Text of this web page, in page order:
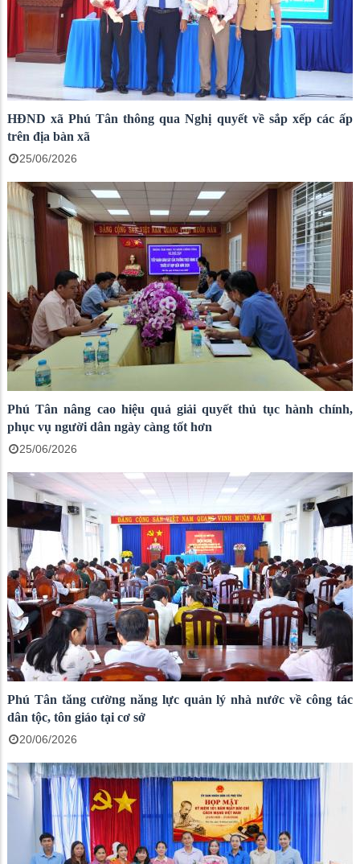
HĐND xã Phú Tân thông qua Nghị quyết về sắp xếp các ấp
trên địa bàn xã
25/06/2026
Phú Tân nâng cao hiệu quả giải quyết thủ tục hành chính,
phục vụ người dân ngày càng tốt hơn
25/06/2026
Phú Tân tăng cường năng lực quản lý nhà nước về công tác
dân tộc, tôn giáo tại cơ sở
20/06/2026